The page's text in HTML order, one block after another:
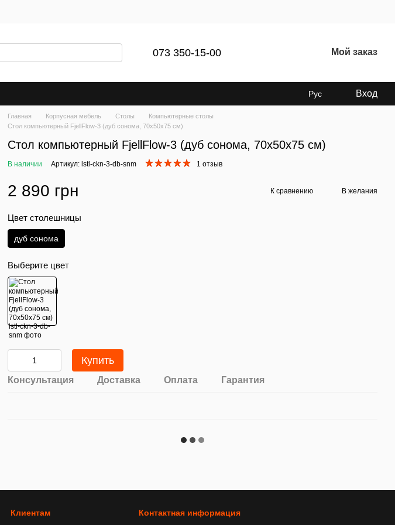
073 350-15-00 Мой заказ
Рус Вход
Главная Корпусная мебель Столы
Компьютерные столы
Стол компьютерный FjellFlow-3 (дуб сонома, 70х50х75 см)
Стол компьютерный FjellFlow-3 (дуб сонома, 70х50х75 см)
В наличии Артикул: lstl-ckn-3-db-snm 1 отзыв
2 890 грн К сравнению В желания
Цвет столешницы
дуб сонома
Выберите цвет
Купить
Консультация Доставка Оплата Гарантия
Клиентам Контактная информация